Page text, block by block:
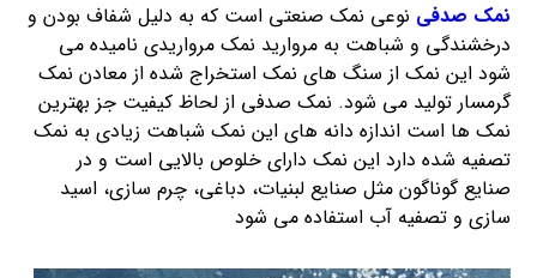
نمک صدفی نوعی نمک صنعتی است که به دلیل شفاف بودن و
درخشندگی و شباهت به مروارید نمک مرواریدی نامیده می
شود این نمک از سنگ های نمک استخراج شده از معادن نمک
گرمسار تولید می شود. نمک صدفی از لحاظ کیفیت جز بهترین
نمک ها است اندازه دانه های این نمک شباهت زیادی به نمک
تصفیه شده دارد این نمک دارای خلوص بالایی است و در
صنایع گوناگون مثل صنایع لبنیات، دباغی، چرم سازی، اسید
سازی و تصفیه آب استفاده می شود